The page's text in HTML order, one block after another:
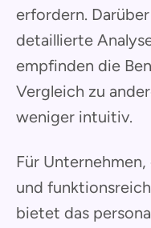
erfordern.
detaillierte
empfinden die
Vergleich zu
weniger intuitiv.
Für
und
bietet das